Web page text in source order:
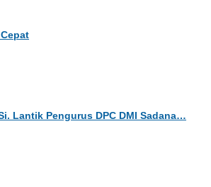
Lantik Pengurus DPC DMI Sadana…